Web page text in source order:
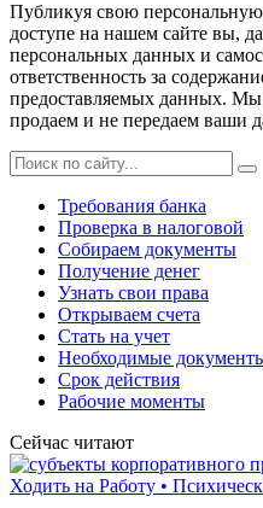
Публикуя свою
доступе на нашем сайте вы,
персональных данных и
ответственность за
предоставляемых данных. Мы
продаем и не передаем ваши
Требования банка
Проверка в налоговой
Собираем документы
Получение денег
Узнать свои права
Открываем счета
Стать на учет
Необходимые
Срок действия
Рабочие моменты
Сейчас читают
Ходить на Работу •